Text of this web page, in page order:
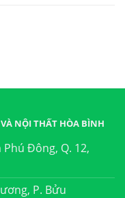
NỘI THẤT HÒA BÌNH
Phú Đông, Q. 12,
P. Bửu